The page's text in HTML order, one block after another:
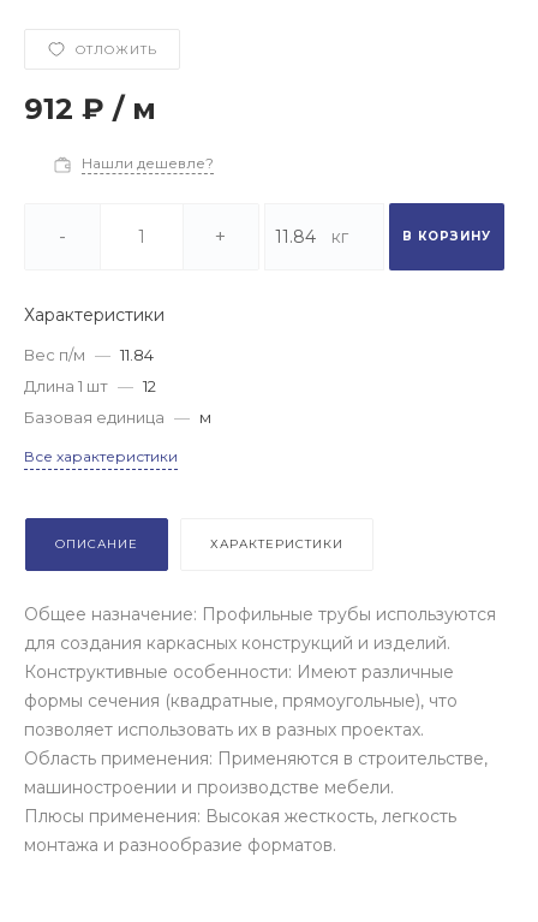
ОТЛОЖИТЬ
912 ₽ / м
Нашли дешевле?
- + В КОРЗИНУ
Характеристики
Вес п/м — 11.84
Длина 1 шт — 12
Базовая единица — м
Все характеристики
ОПИСАНИЕ ХАРАКТЕРИСТИКИ
Общее назначение: Профильные трубы используются
для создания каркасных конструкций и изделий.
Конструктивные особенности: Имеют различные
формы сечения (квадратные, прямоугольные), что
позволяет использовать их в разных проектах.
Область применения: Применяются в строительстве,
машиностроении и производстве мебели.
Плюсы применения: Высокая жесткость, легкость
монтажа и разнообразие форматов.